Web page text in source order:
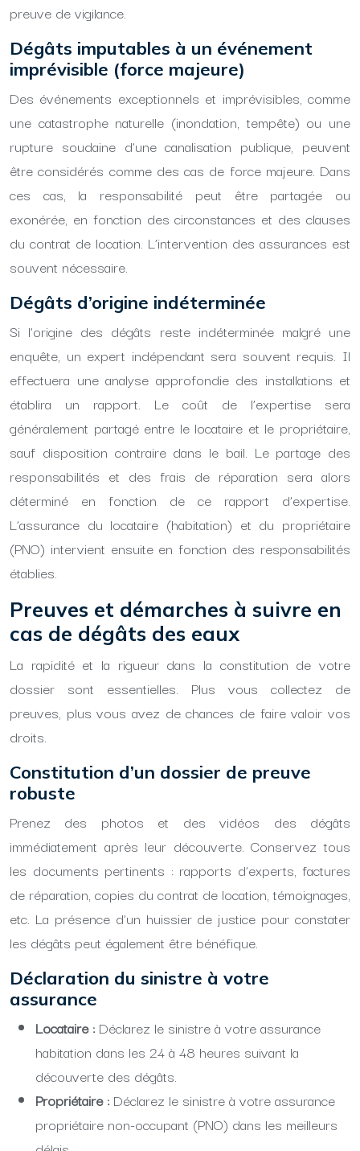
preuve de vigilance.
Dégâts imputables à un événement
imprévisible (force majeure)
Des événements exceptionnels et imprévisibles, comme
une catastrophe naturelle (inondation, tempête) ou une
rupture soudaine d’une canalisation publique, peuvent
être considérés comme des cas de force majeure. Dans
ces cas, la responsabilité peut être partagée ou
exonérée, en fonction des circonstances et des clauses
du contrat de location. L’intervention des assurances est
souvent nécessaire.
Dégâts d’origine indéterminée
Si l’origine des dégâts reste indéterminée malgré une
enquête, un expert indépendant sera souvent requis. Il
effectuera une analyse approfondie des installations et
établira un rapport. Le coût de l’expertise sera
généralement partagé entre le locataire et le propriétaire,
sauf disposition contraire dans le bail. Le partage des
responsabilités et des frais de réparation sera alors
déterminé en fonction de ce rapport d’expertise.
L’assurance du locataire (habitation) et du propriétaire
(PNO) intervient ensuite en fonction des responsabilités
établies.
Preuves et démarches à suivre en
cas de dégâts des eaux
La rapidité et la rigueur dans la constitution de votre
dossier sont essentielles. Plus vous collectez de
preuves, plus vous avez de chances de faire valoir vos
droits.
Constitution d’un dossier de preuve
robuste
Prenez des photos et des vidéos des dégâts
immédiatement après leur découverte. Conservez tous
les documents pertinents : rapports d’experts, factures
de réparation, copies du contrat de location, témoignages,
etc. La présence d’un huissier de justice pour constater
les dégâts peut également être bénéfique.
Déclaration du sinistre à votre
assurance
Locataire : Déclarez le sinistre à votre assurance
habitation dans les 24 à 48 heures suivant la
découverte des dégâts.
Propriétaire : Déclarez le sinistre à votre assurance
propriétaire non-occupant (PNO) dans les meilleurs